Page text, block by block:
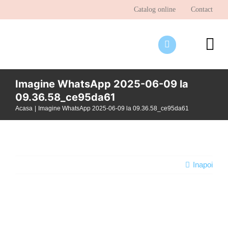
Catalog online Contact
Imagine WhatsApp 2025-06-09 la
09.36.58_ce95da61
Acasa Imagine WhatsApp 2025-06-09 la 09.36.58_ce95da61
Inapoi